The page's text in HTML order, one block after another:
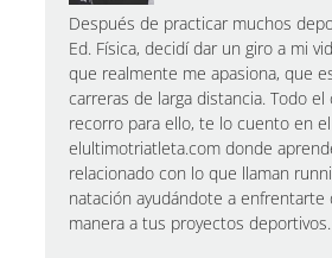
Después de practicar muchos
Ed. Física, decidí dar un giro a mi
que realmente me apasiona, que
carreras de larga distancia. Todo el
recorro para ello, te lo cuento en
elultimotriatleta.com donde
relacionado con lo que llaman
natación ayudándote a enfrentarte
manera a tus proyectos deportivos.